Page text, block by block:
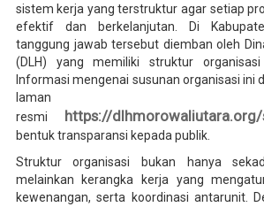
sistem kerja yang terstruktur agar setiap
efektif dan berkelanjutan. Di
tanggung jawab tersebut diemban oleh
(DLH) yang memiliki struktur
Informasi mengenai susunan organisasi ini
laman
resmi https://
bentuk transparansi kepada publik.
Struktur organisasi bukan hanya
melainkan kerangka kerja yang
kewenangan, serta koordinasi antarunit.